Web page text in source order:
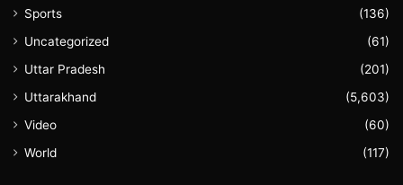
Sports
(136)
Uncategorized
(61)
Uttar Pradesh
(201)
Uttarakhand
(5,603)
Video
(60)
World
(117)